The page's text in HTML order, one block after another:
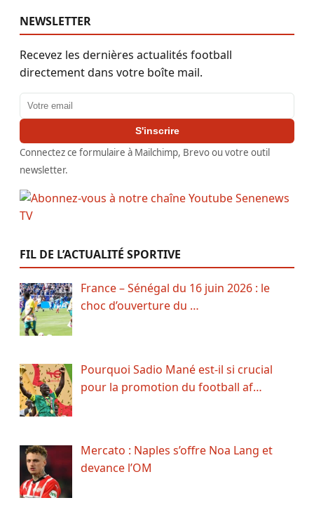
NEWSLETTER
Recevez les dernières actualités football
directement dans votre boîte mail.
Adresse email
S'inscrire
Connectez ce formulaire à Mailchimp, Brevo ou votre outil
newsletter.
FIL DE L’ACTUALITÉ SPORTIVE
France – Sénégal du 16 juin 2026 : le
choc d’ouverture du …
Pourquoi Sadio Mané est-il si crucial
pour la promotion du football af…
Mercato : Naples s’offre Noa Lang et
devance l’OM